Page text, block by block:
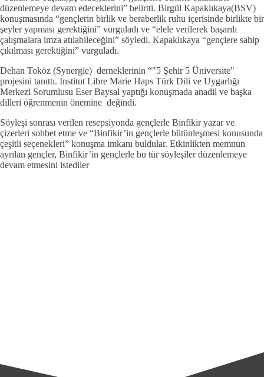
düzenlemeye devam edeceklerini” belirtti. Birgül Kapaklıkaya(BSV)
konuşmasında “gençlerin birlik ve beraberlik ruhu içerisinde birlikte bir
şeyler yapması gerektiğini” vurguladı ve “elele verilerek başarılı
çalışmalara imza atılabileceğini” söyledi. Kapaklıkaya “gençlere sahip
çıkılması gerektiğini” vurguladı.
Dehan Toköz (Synergie) derneklerinin “"5 Şehir 5 Üniversite"
projesini tanıttı. Institut Libre Marie Haps Türk Dili ve Uygarlığı
Merkezi Sorumlusu Eser Baysal yaptığı konuşmada anadil ve başka
dilleri öğrenmenin önemine değindi.
Söyleşi sonrası verilen resepsiyonda gençlerle Binfikir yazar ve
çizerleri sohbet etme ve “Binfikir’in gençlerle bütünleşmesi konusunda
çeşitli seçenekleri” konuşma imkanı buldular. Etkinlikten memnun
ayrılan gençler, Binfikir’in gençlerle bu tür söyleşiler düzenlemeye
devam etmesini istediler